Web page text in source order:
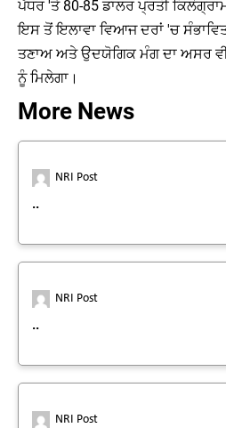
ਪੱਧਰ 'ਤੇ 80-85 ਡਾਲਰ ਪ੍ਰਤੀ
ਇਸ ਤੋਂ ਇਲਾਵਾ ਵਿਆਜ ਦਰਾਂ 'ਚ
ਤਣਾਅ ਅਤੇ ਉਦਯੋਗਿਕ ਮੰਗ ਦਾ ਅਸਰ
ਨੂੰ ਮਿਲੇਗਾ।
More News
NRI Post
..
NRI Post
..
NRI Post